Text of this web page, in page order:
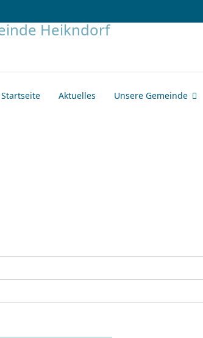
Startseite Aktuelles Unsere Gemeinde